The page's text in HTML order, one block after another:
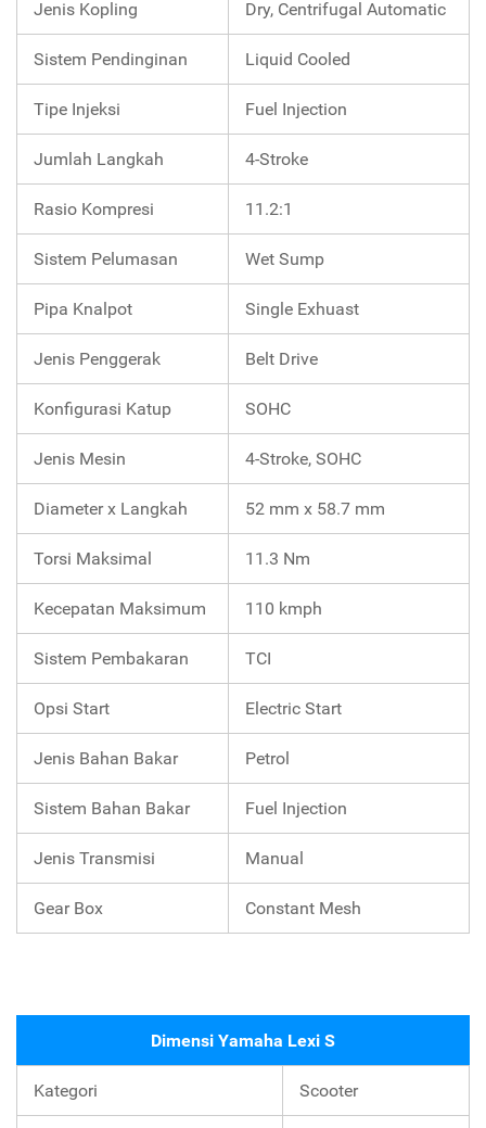
Jenis Kopling Dry, Centrifugal Automatic
Sistem Pendinginan Liquid Cooled
Tipe Injeksi Fuel Injection
Jumlah Langkah 4-Stroke
Rasio Kompresi 11.2:1
Sistem Pelumasan Wet Sump
Pipa Knalpot Single Exhuast
Jenis Penggerak Belt Drive
Konfigurasi Katup SOHC
Jenis Mesin 4-Stroke, SOHC
Diameter x Langkah 52 mm x 58.7 mm
Torsi Maksimal 11.3 Nm
Kecepatan Maksimum 110 kmph
Sistem Pembakaran TCI
Opsi Start Electric Start
Jenis Bahan Bakar Petrol
Sistem Bahan Bakar Fuel Injection
Jenis Transmisi Manual
Gear Box Constant Mesh
Dimensi Yamaha Lexi S
Kategori Scooter